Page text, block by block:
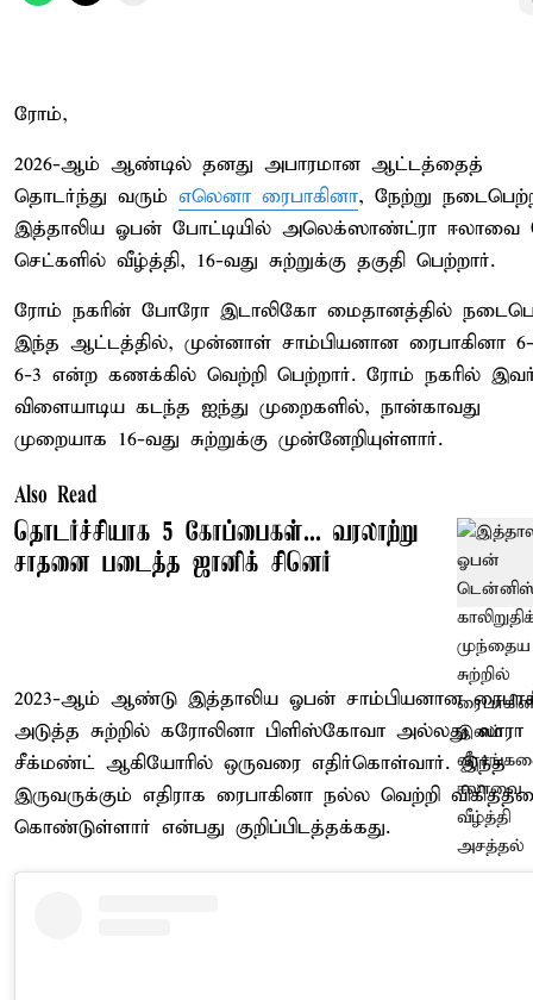
ரோம்,
2026-ஆம் ஆண்டில் தனது அபாரமான ஆட்டத்தைத்
தொடர்ந்து வரும் எலெனா ரைபாகினா, நேற்று
இத்தாலிய ஓபன் போட்டியில் அலெக்ஸாண்ட்ரா ஈலாவை
செட்களில் வீழ்த்தி, 16-வது சுற்றுக்கு தகுதி பெற்றார்.
ரோம் நகரின் போரோ இடாலிகோ மைதானத்தில்
இந்த ஆட்டத்தில், முன்னாள் சாம்பியனான ரைபாகினா
6-3 என்ற கணக்கில் வெற்றி பெற்றார். ரோம் நகரில்
விளையாடிய கடந்த ஐந்து முறைகளில், நான்காவது
முறையாக 16-வது சுற்றுக்கு முன்னேறியுள்ளார்.
Also Read
தொடர்ச்சியாக 5 கோப்பைகள்... வரலாற்று
சாதனை படைத்த ஜானிக் சினெர்
2023-ஆம் ஆண்டு இத்தாலிய ஓபன் சாம்பியனான
அடுத்த சுற்றில் கரோலினா பிளிஸ்கோவா அல்லது லாரா
சீக்மண்ட் ஆகியோரில் ஒருவரை எதிர்கொள்வார். இந்த
இருவருக்கும் எதிராக ரைபாகினா நல்ல வெற்றி
கொண்டுள்ளார் என்பது குறிப்பிடத்தக்கது.